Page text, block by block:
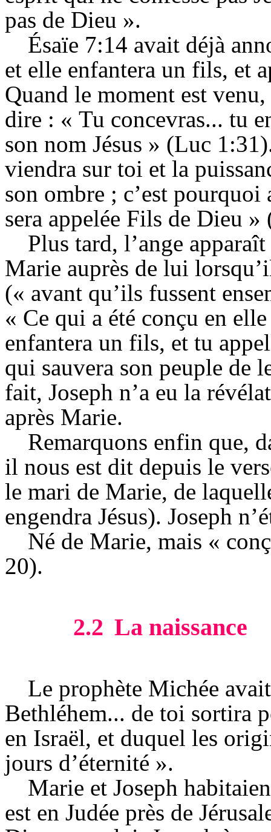
pas de Dieu ».
Ésaïe 7:14 avait déjà
et elle enfantera un fils, et
Quand le moment est
dire : « Tu concevras... tu
son nom Jésus » (Luc
viendra sur toi et la
son ombre ; c’est
sera appelée Fils de Dieu »
Plus tard, l’ange
Marie auprès de lui
(« avant qu’ils fussent
« Ce qui a été conçu en
enfantera un fils, et tu
qui sauvera son peuple de
fait, Joseph n’a eu la
après Marie.
Remarquons enfin que,
il nous est dit depuis le
le mari de Marie, de
engendra Jésus). Joseph
Né de Marie, mais «
20).
2.2 La naissance
Le prophète Michée
Bethléhem... de toi sortira
en Israël, et duquel les
jours d’éternité ».
Marie et Joseph
est en Judée près de